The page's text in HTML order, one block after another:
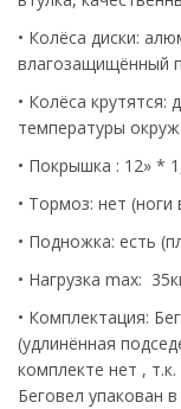
• Колёса диски:
влагозащищённый
• Колёса крутятся:
температуры
• Покрышка : 12» *
• Тормоз: нет
• Подножка: есть
• Нагрузка max:
• Комплектация:
(удлинённая
комплекте нет ,
Беговел упакован